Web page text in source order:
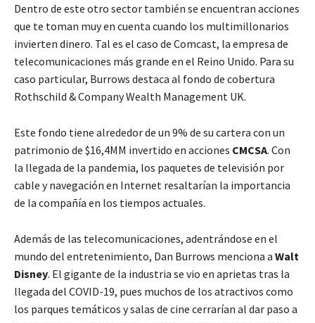
Dentro de este otro sector también se encuentran acciones
que te toman muy en cuenta cuando los multimillonarios
invierten dinero. Tal es el caso de Comcast, la empresa de
telecomunicaciones más grande en el Reino Unido. Para su
caso particular, Burrows destaca al fondo de cobertura
Rothschild & Company Wealth Management UK.
Este fondo tiene alrededor de un 9% de su cartera con un
patrimonio de $16,4MM invertido en acciones CMCSA. Con
la llegada de la pandemia, los paquetes de televisión por
cable y navegación en Internet resaltarían la importancia
de la compañía en los tiempos actuales.
Además de las telecomunicaciones, adentrándose en el
mundo del entretenimiento, Dan Burrows menciona a Walt
Disney. El gigante de la industria se vio en aprietas tras la
llegada del COVID-19, pues muchos de los atractivos como
los parques temáticos y salas de cine cerrarían al dar paso a